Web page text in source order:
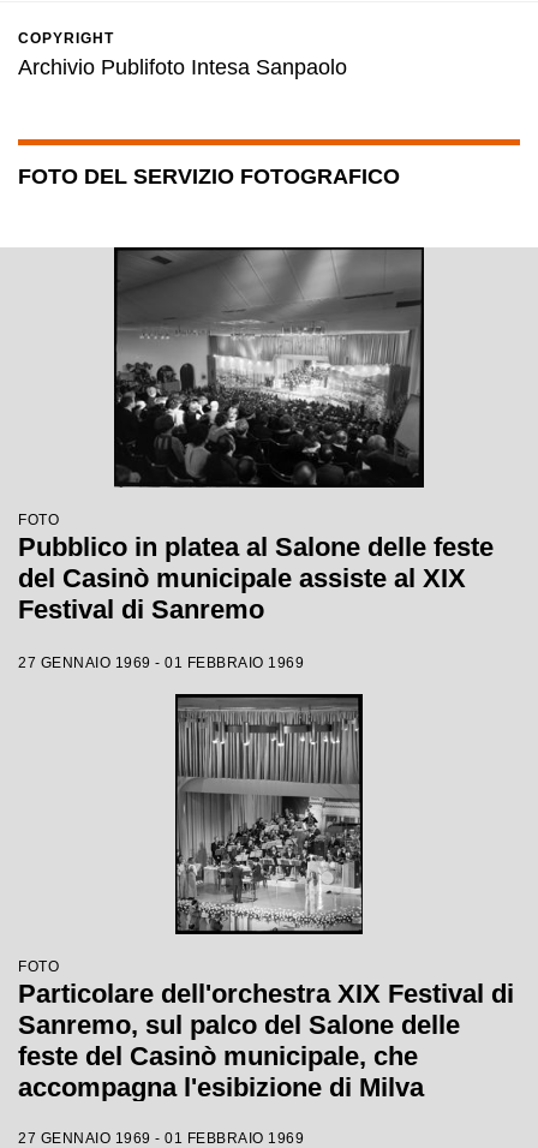
COPYRIGHT
Archivio Publifoto Intesa Sanpaolo
FOTO DEL SERVIZIO FOTOGRAFICO
FOTO
Pubblico in platea al Salone delle feste
del Casinò municipale assiste al XIX
Festival di Sanremo
27 GENNAIO 1969 - 01 FEBBRAIO 1969
FOTO
Particolare dell'orchestra XIX Festival di
Sanremo, sul palco del Salone delle
feste del Casinò municipale, che
accompagna l'esibizione di Milva
27 GENNAIO 1969 - 01 FEBBRAIO 1969